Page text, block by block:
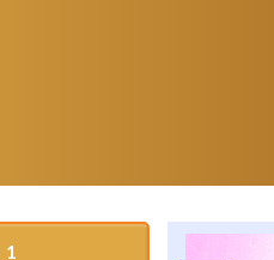
1